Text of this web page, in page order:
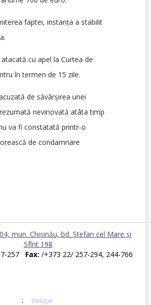
faptei, instanța a stabilit
cu apel la Curtea de
în termen de 15 zile.
de săvârșirea unei
nevinovată atâta timp
va fi constatată printr-o
de condamnare
mun. Chișinău, bd. Ştefan cel Mare şi
Sfînt 198
257 Fax: /+373 22/ 257-294, 244-766
: Soluție